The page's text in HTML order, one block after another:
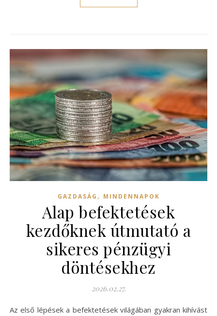
GAZDASÁG , MINDENNAPOK
Alap befektetések
kezdőknek útmutató a
sikeres pénzügyi
döntésekhez
2026.02.27.
Az első lépések a befektetések világában gyakran kihívást